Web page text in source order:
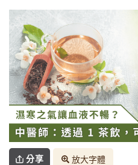
分享 放大字體